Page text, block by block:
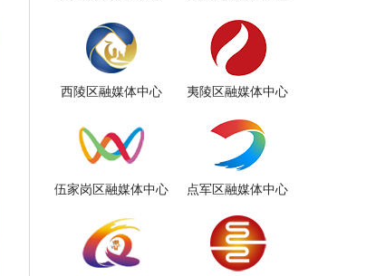
西陵区融媒体中心 夷陵区融媒体中心
伍家岗区融媒体中心 点军区融媒体中心